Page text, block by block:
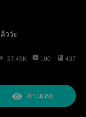
วว่ะ
27.45K 190 437
อ่านเลย